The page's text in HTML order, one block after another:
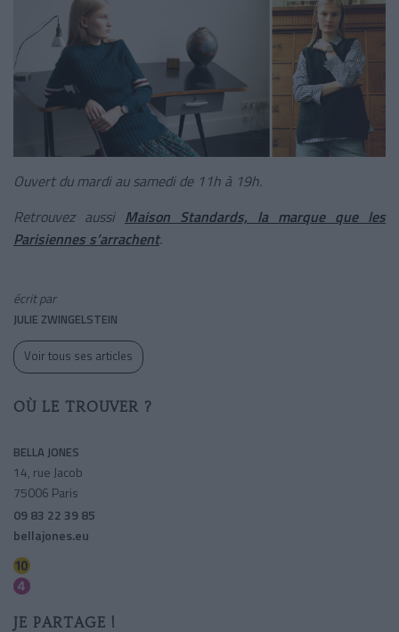
Ouvert du mardi au samedi de 11h à 19h.
Retrouvez aussi Maison Standards, la marque que les
Parisiennes s’arrachent.
écrit par
JULIE ZWINGELSTEIN
Voir tous ses articles
OÙ LE TROUVER ?
BELLA JONES
14, rue Jacob
75006 Paris
09 83 22 39 85
bellajones.eu
JE PARTAGE !